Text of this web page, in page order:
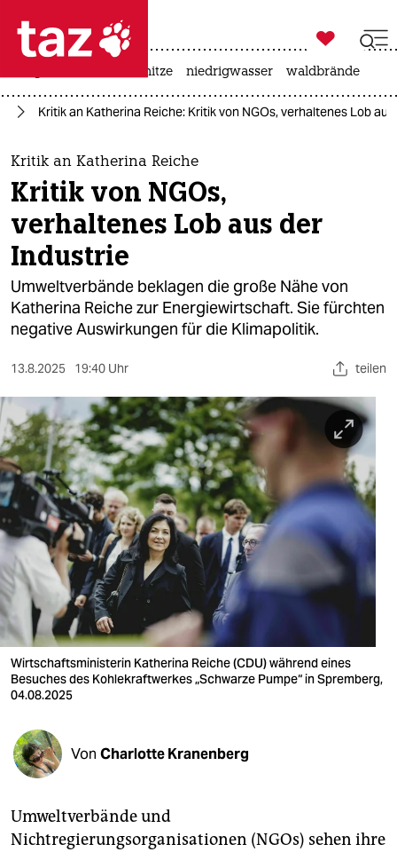
 taz zahl ich
taz zahl ich
themen
politik
öko
gesellschaft
kultur
sport
berlin
nord
wahrheit
verlag
verlag
veranstaltungen
shop
fragen & hilfe
unterstützen
abo
genossenschaft

taz zahl ich
hitze niedrigwasser waldbrände
Kritik an Katherina Reiche: Kritik von NGOs, verhaltenes Lob
Kritik an Katherina Reiche
Kritik von NGOs,
verhaltenes Lob aus der
Industrie
Umweltverbände beklagen die große Nähe von
Katherina Reiche zur Energiewirtschaft. Sie fürchten
negative Auswirkungen für die Klimapolitik.
13.8.2025 19:40 Uhr teilen
Wirtschaftsministerin Katherina Reiche (CDU) während eines
Besuches des Kohlekraftwerkes „Schwarze Pumpe“ in Spremberg,
04.08.2025
Von Charlotte Kranenberg
Umweltverbände und
Nichtregierungsorganisationen (NGOs) sehen ihre